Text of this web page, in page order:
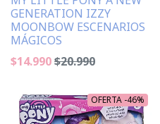
GENERATION IZZY
MOONBOW ESCENARIOS
MÁGICOS
$14.990$20.990
OFERTA -46%